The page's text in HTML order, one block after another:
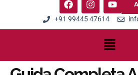
+91 99445 47614